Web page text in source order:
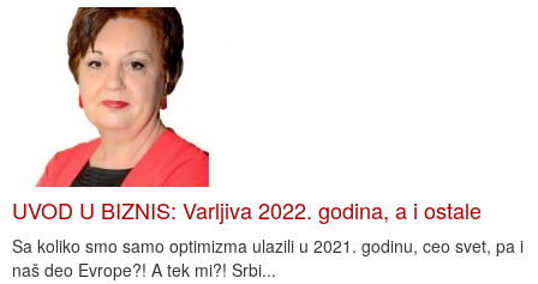
UVOD U BIZNIS: Varljiva 2022. godina, a i ostale
Sa koliko smo samo optimizma ulazili u 2021. godinu, ceo svet, pa i
naš deo Evrope?! A tek mi?! Srbi...